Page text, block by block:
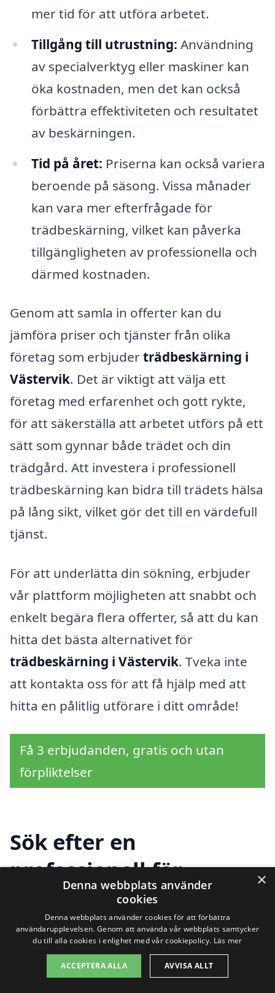
mer tid för att utföra arbetet.
Tillgång till utrustning: Användning
av specialverktyg eller maskiner kan
öka kostnaden, men det kan också
förbättra effektiviteten och resultatet
av beskärningen.
Tid på året: Priserna kan också variera
beroende på säsong. Vissa månader
kan vara mer efterfrågade för
trädbeskärning, vilket kan påverka
tillgängligheten av professionella och
därmed kostnaden.
Genom att samla in offerter kan du
jämföra priser och tjänster från olika
företag som erbjuderträdbeskärning i
Västervik. Det är viktigt att välja ett
företag med erfarenhet och gott rykte,
för att säkerställa att arbetet utförs på ett
sätt som gynnar både trädet och din
trädgård. Att investera i professionell
trädbeskärning kan bidra till trädets hälsa
på lång sikt, vilket gör det till en värdefull
tjänst.
För att underlätta din sökning, erbjuder
vår plattform möjligheten att snabbt och
enkelt begära flera offerter, så att du kan
hitta det bästa alternativet för
trädbeskärning i Västervik. Tveka inte
att kontakta oss för att få hjälp med att
hitta en pålitlig utförare i ditt område!
Få 3 erbjudanden, gratis och utan
förpliktelser
Sök efter en
professionell för
trädbeskärning i andra
städer nära Västervik
Att hitta en kunnig firma för
×
Denna webbplats använder
cookies
Denna webbplats använder cookies för att förbättra
användarupplevelsen. Genom att använda vår webbplats samtycker
du till alla cookies i enlighet med vår cookiepolicy. Läs mer
ACCEPTERA ALLA AVVISA ALLT